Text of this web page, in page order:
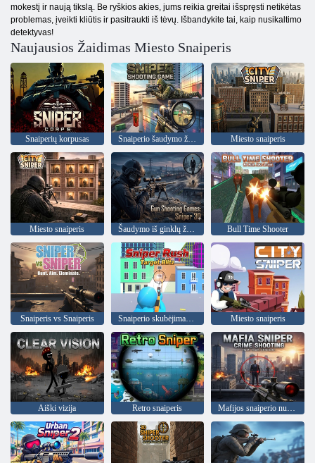
mokestį ir naują tikslą. Be ryškios akies, jums reikia greitai išspręsti netikėtas
problemas, įveikti kliūtis ir pasitraukti iš tėvų. Išbandykite tai, kaip nusikaltimo
detektyvas!
Naujausios Žaidimas Miesto Snaiperis
Snaiperių korpusas Snaiperio šaudymo žaidimas Miesto snaiperis
Miesto snaiperis Šaudymo iš ginklų žaidimai: Snaiperis 3D Bull Time Shooter
Snaiperis vs Snaiperis Snaiperio skubėjimas: „Target Blitz“. Miesto snaiperis
Aiški vizija Retro snaiperis Mafijos snaiperio nusikaltimų šaudymas